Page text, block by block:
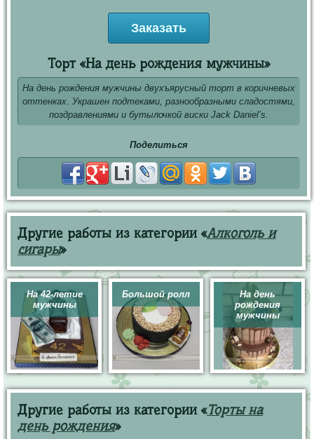
Заказать
Торт «На день рождения мужчины»
На день рождения мужчины двухъярусный торт в коричневых
оттенках. Украшен подтеками, разнообразными сладостями,
поздравлениями и бутылочкой виски Jack Daniel’s.
Поделиться
Другие работы из категории «Алкоголь и
сигары»
На 42-летие
мужчины
Большой ролл
На день
рождения
мужчины
Другие работы из категории «Торты на
день рождения»